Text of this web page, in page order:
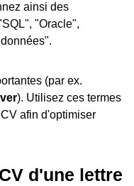
ainsi des
"Oracle",
(par ex.
). Utilisez ces termes
afin d'optimiser
d'une lettre